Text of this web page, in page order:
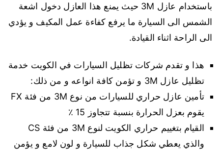
باستخدام عازل 3M حيث يمنع هذا العازل دخول اشعة
الشمس الى السيارة ما يرفع كفاءة عمل المكيف و يؤدي
الى الراحة اثناء القيادة.
هذا و تقدم شركات تظليل السيارات في الكويت خدمة
تظليل عازل 3M و تؤمن كافة انواعه و من ذلك:
تأمين عازل حراري للسيارات من نوع 3M من فئة FX
يقوم بعزل الحرارة بنسبة تتجاوز 15 ٪
القيام بتغييم حراري الكويت لنوع 3M من فئة CS
والذي يعطي شكل جذاب للسيارة و لون لامع و يؤمن